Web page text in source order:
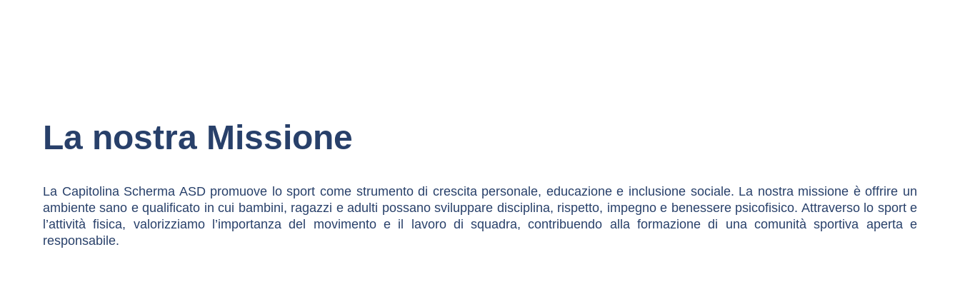
La Capitolina Scherma ASD promuove lo sport come strumento di crescita personale, educazione e inclusione sociale. La nostra missione è offrire un
ambiente sano e qualificato in cui bambini, ragazzi e adulti possano sviluppare disciplina, rispetto, impegno e benessere psicofisico. Attraverso lo sport e
l’attività fisica, valorizziamo l’importanza del movimento e il lavoro di squadra, contribuendo alla formazione di una comunità sportiva aperta e
responsabile.
La nostra Missione